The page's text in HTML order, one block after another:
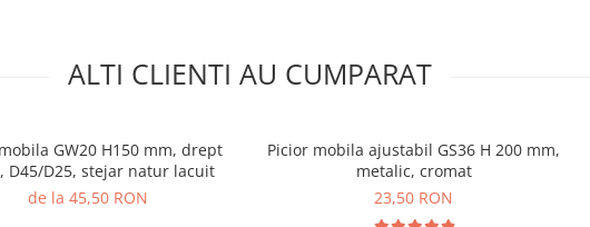
ALTI CLIENTI AU CUMPARAT
GW20 H150 mm, drept
D45/D25, stejar natur lacuit
de la 45,50 RON
Picior mobila ajustabil GS36 H 200 mm,
metalic, cromat
23,50 RON